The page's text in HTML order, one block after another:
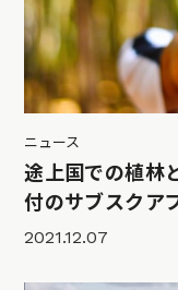
ニュース
途上国での植林
付のサブスクア
2021.12.07